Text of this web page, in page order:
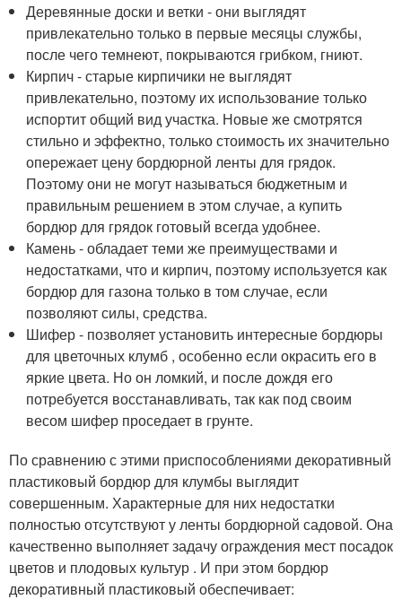
Деревянные доски и ветки - они выглядят
привлекательно только в первые месяцы службы,
после чего темнеют, покрываются грибком, гниют.
Кирпич - старые кирпичики не выглядят
привлекательно, поэтому их использование только
испортит общий вид участка. Новые же смотрятся
стильно и эффектно, только стоимость их значительно
опережает цену бордюрной ленты для грядок.
Поэтому они не могут называться бюджетным и
правильным решением в этом случае, а купить
бордюр для грядок готовый всегда удобнее.
Камень - обладает теми же преимуществами и
недостатками, что и кирпич, поэтому используется как
бордюр для газона только в том случае, если
позволяют силы, средства.
Шифер - позволяет установить интересные бордюры
для цветочных клумб , особенно если окрасить его в
яркие цвета. Но он ломкий, и после дождя его
потребуется восстанавливать, так как под своим
весом шифер проседает в грунте.
По сравнению с этими приспособлениями декоративный
пластиковый бордюр для клумбы выглядит
совершенным. Характерные для них недостатки
полностью отсутствуют у ленты бордюрной садовой. Она
качественно выполняет задачу ограждения мест посадок
цветов и плодовых культур . И при этом бордюр
декоративный пластиковый обеспечивает: